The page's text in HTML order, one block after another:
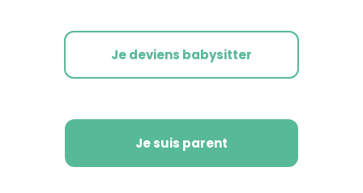
Je deviens babysitter
Je suis parent